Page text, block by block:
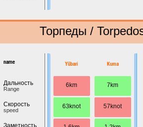
Торпеды /
name
Дальность
Range
Скорость
speed
Заметность
Yūbari
6km
63knot
Kuma
7km
57knot